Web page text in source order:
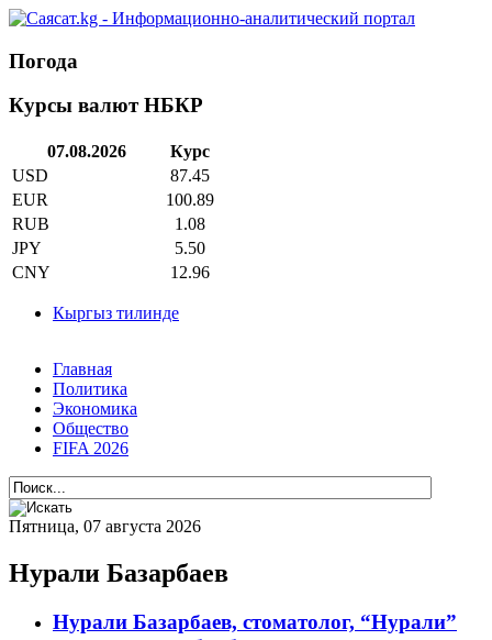
Погода
Курсы валют НБКР
07.08.2026
Курс
USD
87.45
EUR
100.89
RUB
1.08
JPY
5.50
CNY
12.96
Кыргыз тилинде
Главная
Политика
Экономика
Общество
FIFA 2026
Пятница, 07 августа 2026
Нурали Базарбаев
Нурали Базарбаев, стоматолог, “Нурали”